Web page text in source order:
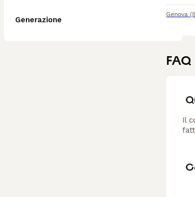
Generazione
Genova
FAQ
Il